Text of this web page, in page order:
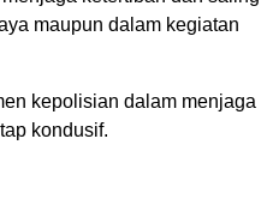
maupun dalam kegiatan
kepolisian dalam menjaga
kondusif.